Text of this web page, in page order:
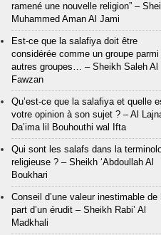
ramené une nouvelle religion” –
Muhammed Aman Al Jami
Est-ce que la salafiya doit être
considérée comme un groupe parmi
autres groupes… – Sheikh Saleh Al
Fawzan
Qu’est-ce que la salafiya et quelle
votre opinion à son sujet ? – Al
Da’ima lil Bouhouthi wal Ifta
Qui sont les salafs dans la
religieuse ? – Sheikh ‘Abdoullah Al
Boukhari
Conseil d’une valeur inestimable de
part d’un érudit – Sheikh Rabi’ Al
Madkhali